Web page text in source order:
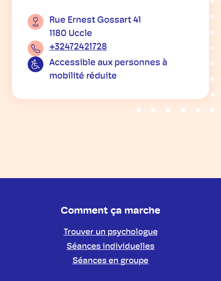
Rue Ernest Gossart 41
1180 Uccle
+32472421728
Accessible aux personnes à
mobilité réduite
Comment ça marche
Trouver un psychologue
Séances individuelles
Séances en groupe